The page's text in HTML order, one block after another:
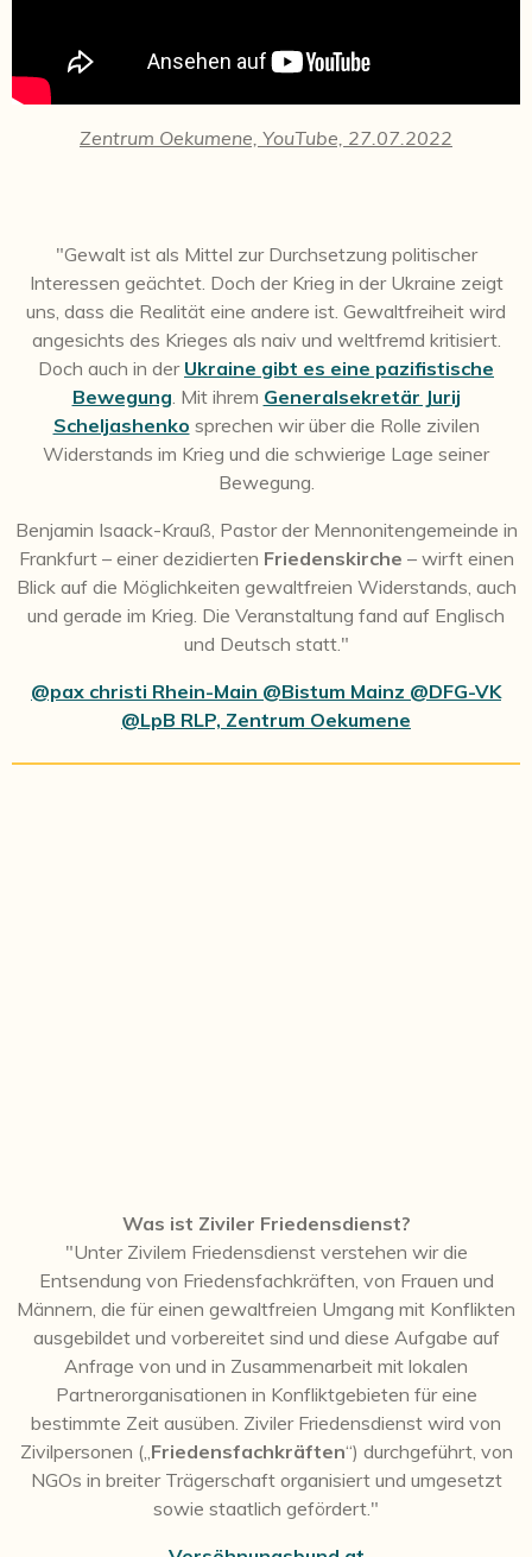
Zentrum Oekumene, YouTube, 27.07.2022
"Gewalt ist als Mittel zur Durchsetzung politischer
Interessen geächtet. Doch der Krieg in der Ukraine zeigt
uns, dass die Realität eine andere ist. Gewaltfreiheit wird
angesichts des Krieges als naiv und weltfremd kritisiert.
Doch auch in der Ukraine gibt es eine pazifistische
Bewegung. Mit ihrem Generalsekretär Jurij
Scheljashenko sprechen wir über die Rolle zivilen
Widerstands im Krieg und die schwierige Lage seiner
Bewegung.
Benjamin Isaack-Krauß, Pastor der Mennonitengemeinde in
Frankfurt – einer dezidierten Friedenskirche – wirft einen
Blick auf die Möglichkeiten gewaltfreien Widerstands, auch
und gerade im Krieg. Die Veranstaltung fand auf Englisch
und Deutsch statt."
@pax christi Rhein-Main @Bistum Mainz @DFG-VK
@LpB RLP, Zentrum Oekumene
Was ist Ziviler Friedensdienst?
"Unter Zivilem Friedensdienst verstehen wir die
Entsendung von Friedensfachkräften, von Frauen und
Männern, die für einen gewaltfreien Umgang mit Konflikten
ausgebildet und vorbereitet sind und diese Aufgabe auf
Anfrage von und in Zusammenarbeit mit lokalen
Partnerorganisationen in Konfliktgebieten für eine
bestimmte Zeit ausüben. Ziviler Friedensdienst wird von
Zivilpersonen („Friedensfachkräften“) durchgeführt, von
NGOs in breiter Trägerschaft organisiert und umgesetzt
sowie staatlich gefördert."